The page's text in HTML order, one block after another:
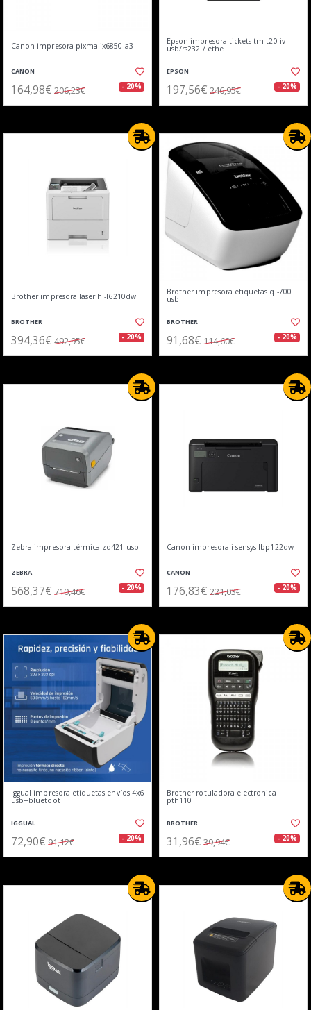
Canon impresora pixma ix6850 a3
CANON
164,98€ 206,23€ - 20%
Epson impresora tickets tm-t20 iv
usb/rs232 / ethe
EPSON
197,56€ 246,95€ - 20%
Brother impresora laser hl-l6210dw
BROTHER
394,36€ 492,95€ - 20%
Brother impresora etiquetas ql-700
usb
BROTHER
91,68€ 114,60€ - 20%
Zebra impresora térmica zd421 usb
ZEBRA
568,37€ 710,46€ - 20%
Canon impresora i-sensys lbp122dw
CANON
176,83€ 221,03€ - 20%
Iggual impresora etiquetas envíos 4x6
usb+bluetoot
IGGUAL
72,90€ 91,12€ - 20%
Brother rotuladora electronica
pth110
BROTHER
31,96€ 39,94€ - 20%